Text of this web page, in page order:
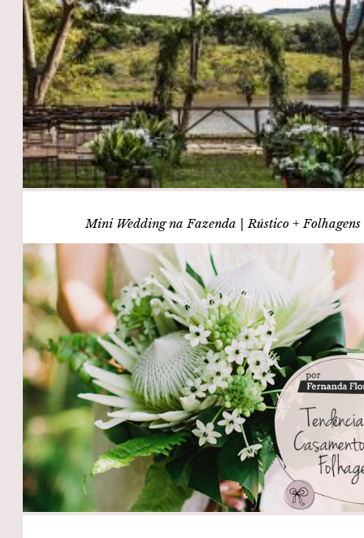
Mini Wedding na Fazenda | Rústico + Folhagens